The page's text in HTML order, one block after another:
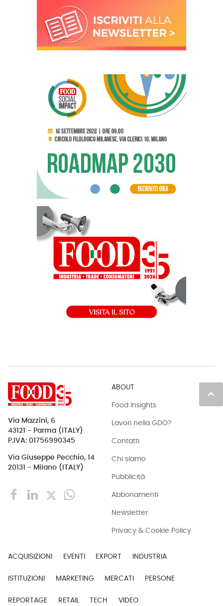
keyboard_arrow_up
Via Mazzini, 6
43121 - Parma (ITALY)
P.IVA: 01756990345
Via Giuseppe Pecchio, 14
20131 - Milano (ITALY)
ABOUT
Food Insights
Lavori nella GDO?
Contatti
Chi siamo
Pubblicità
Abbonamenti
Newsletter
Privacy & Cookie Policy
ACQUISIZIONI EVENTI EXPORT INDUSTRIA
ISTITUZIONI MARKETING MERCATI PERSONE
REPORTAGE RETAIL TECH VIDEO